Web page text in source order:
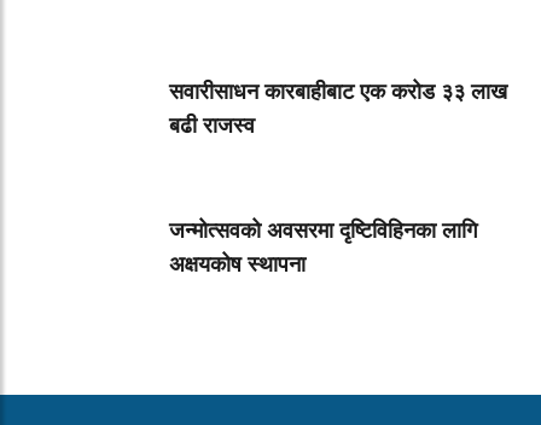
सवारीसाधन कारबाहीबाट एक करोड ३३ लाख
बढी राजस्व
जन्मोत्सवको अवसरमा दृष्टिविहिनका लागि
अक्षयकोष स्थापना